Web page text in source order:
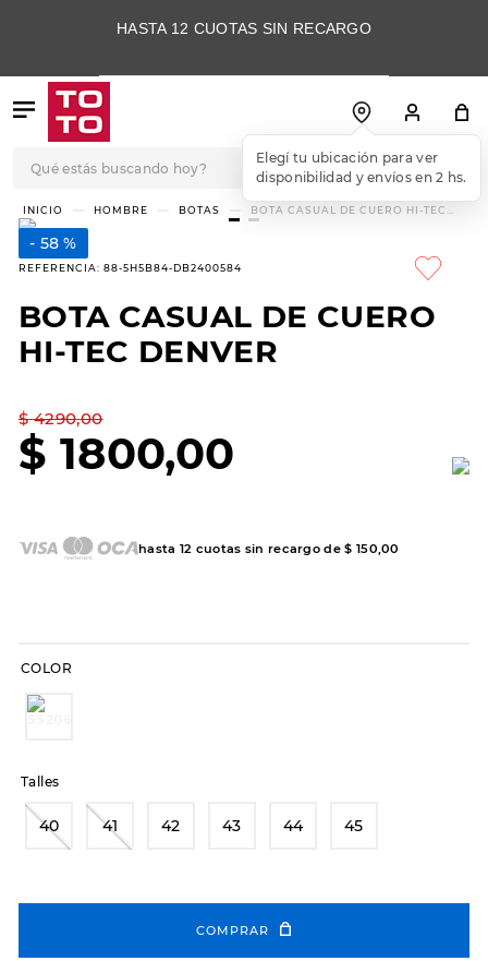
HASTA 12 CUOTAS SIN RECARGO
Elegí tu ubicación para ver
disponibilidad y envíos en 2 hs.
HOMBRE BOTAS
BOTA CASUAL DE CUERO HI-TEC
DENVER
58 %
REFERENCIA: 88-5H5B84-DB2400584
BOTA CASUAL DE CUERO
HI-TEC DENVER
$ 4290,00
$ 1800,00
hasta 12 cuotas sin recargo de$ 150 ,00
COLOR
Talles
40 41 42 43 44 45
COMPRAR
TÉRMINOS MÁS
BUSCADOS
3.